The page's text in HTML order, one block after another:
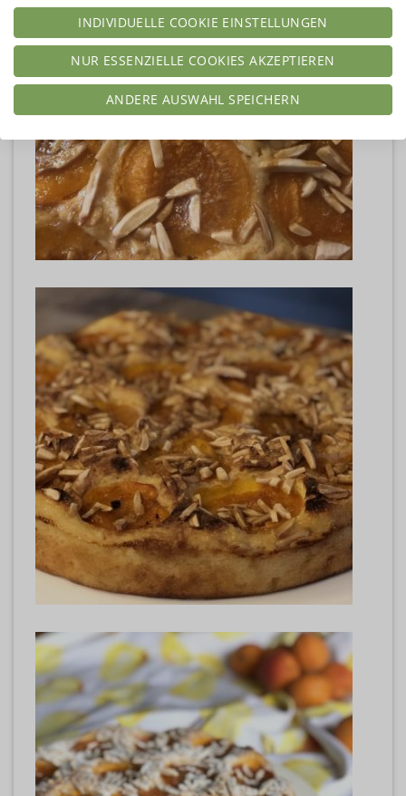
INDIVIDUELLE COOKIE EINSTELLUNGEN
NUR ESSENZIELLE COOKIES AKZEPTIEREN
ANDERE AUSWAHL SPEICHERN